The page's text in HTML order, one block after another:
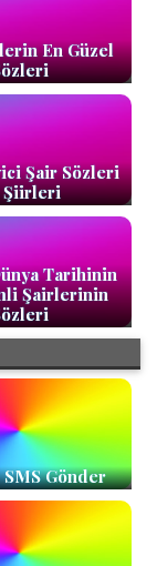
En Güzel
Şair Sözleri
Şiirleri
Tarihinin
Şairlerinin
Gönder